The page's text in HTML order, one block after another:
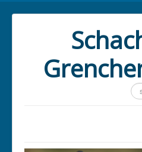
...